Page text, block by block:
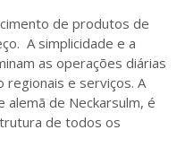
de produtos de
A simplicidade e a
as operações diárias
regionais e serviços. A
alemã de Neckarsulm, é
de todos os